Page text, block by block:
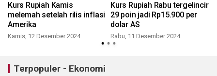
Kurs Rupiah Kamis
melemah setelah rilis inflasi
Amerika
Kamis, 12 Desember 2024
Kurs Rupiah Rabu tergelincir
29 poin jadi Rp15.900 per
dolar AS
Rabu, 11 Desember 2024
Terpopuler - Ekonomi